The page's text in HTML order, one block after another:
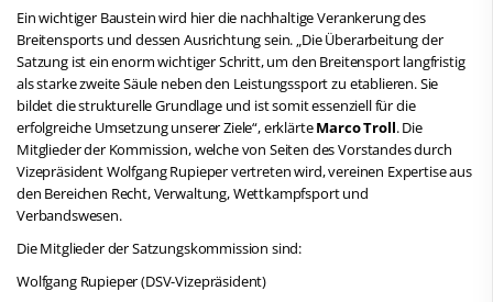
Ein wichtiger Baustein wird hier die nachhaltige Verankerung des
Breitensports und dessen Ausrichtung sein. „Die Überarbeitung der
Satzung ist ein enorm wichtiger Schritt, um den Breitensport langfristig
als starke zweite Säule neben den Leistungssport zu etablieren. Sie
bildet die strukturelle Grundlage und ist somit essenziell für die
erfolgreiche Umsetzung unserer Ziele“, erklärteMarco Troll. Die
Mitglieder der Kommission, welche von Seiten des Vorstandes durch
Vizepräsident Wolfgang Rupieper vertreten wird, vereinen Expertise aus
den Bereichen Recht, Verwaltung, Wettkampfsport und
Verbandswesen.
Die Mitglieder der Satzungskommission sind:
Wolfgang Rupieper (DSV-Vizepräsident)